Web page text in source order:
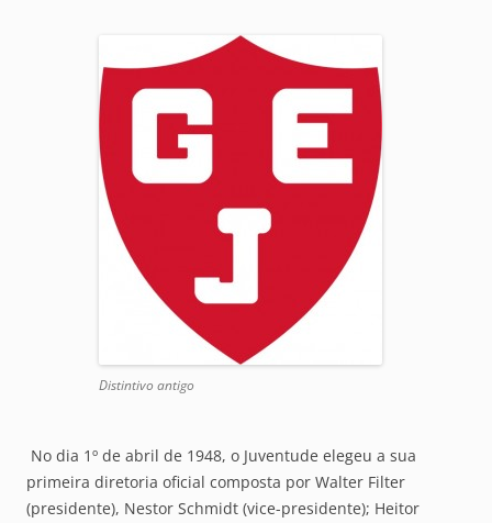
Distintivo antigo
No dia 1º de abril de 1948, o Juventude elegeu a sua
primeira diretoria oficial composta por Walter Filter
(presidente), Nestor Schmidt (vice-presidente); Heitor